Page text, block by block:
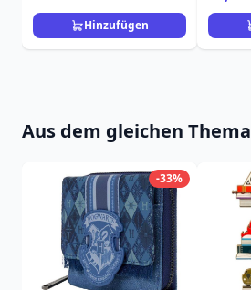
Hinzufügen
Aus dem gleichen Thema
-33%